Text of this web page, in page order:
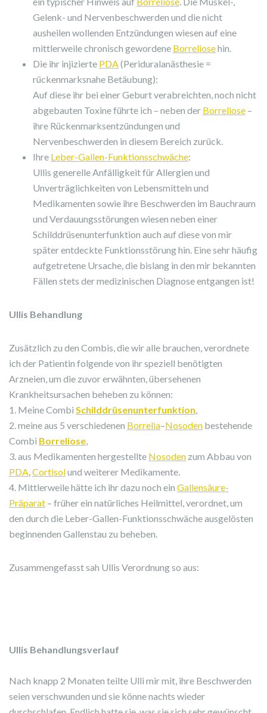
Gelenk- und Nervenbeschwerden und die nicht
ausheilen wollenden Entzündungen wiesen auf eine
mittlerweile chronisch gewordene Borreliosehin.
Die ihr injizierte PDA(Periduralanästhesie =
rückenmarksnahe Betäubung):
Auf diese ihr bei einer Geburt verabreichten, noch nicht
abgebauten Toxine führte ich – neben der Borreliose –
ihre Rückenmarksentzündungen und
Nervenbeschwerden in diesem Bereich zurück.
Ihre Leber-Gallen-Funktionsschwäche:
Ullis generelle Anfälligkeit für Allergien und
Unverträglichkeiten von Lebensmitteln und
Medikamenten sowie ihre Beschwerden im Bauchraum
und Verdauungsstörungen wiesen neben einer
Schilddrüsenunterfunktion auch auf diese von mir
später entdeckte Funktionsstörung hin. Eine sehr häufig
aufgetretene Ursache, die bislang in den mir bekannten
Fällen stets der medizinischen Diagnose entgangen ist!
Ullis Behandlung
Zusätzlich zu den Combis, die wir alle brauchen, verordnete
ich der Patientin folgende von ihr speziell benötigten
Arzneien, um die zuvor erwähnten, übersehenen
Krankheitsursachen beheben zu können:
1. Meine Combi Schilddrüsenunterfunktion,
2. meine aus 5 verschiedenen Borrelia–Nosoden bestehende
Combi Borreliose,
3. aus Medikamenten hergestellte Nosoden zum Abbau von
PDA,Cortisolund weiterer Medikamente.
4. Mittlerweile hätte ich ihr dazu noch ein Gallensäure-
Präparat – früher ein natürliches Heilmittel, verordnet, um
den durch die Leber-Gallen-Funktionsschwäche ausgelösten
beginnenden Gallenstau zu beheben.
Zusammengefasst sah Ullis Verordnung so aus:
Ullis Behandlungsverlauf
Nach knapp 2 Monaten teilte Ulli mir mit, ihre Beschwerden
seien verschwunden und sie könne nachts wieder